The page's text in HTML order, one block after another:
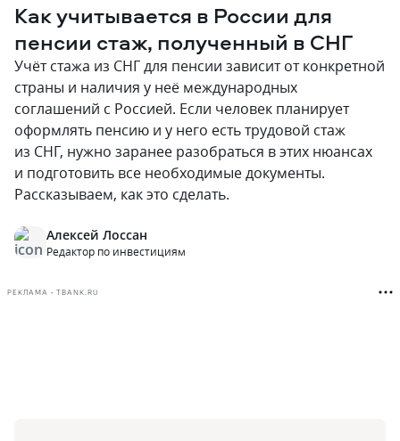
Как учитывается в России для
пенсии стаж‚ полученный в СНГ
Учёт стажа из СНГ для пенсии зависит от конкретной
страны и наличия у неё международных
соглашений с Россией. Если человек планирует
оформлять пенсию и у него есть трудовой стаж
из СНГ‚ нужно заранее разобраться в этих нюансах
и подготовить все необходимые документы.
Рассказываем‚ как это сделать.
Алексей Лоссан
Редактор по инвестициям
РЕКЛАМА • TBANK.RU